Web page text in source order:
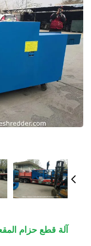
آلة قطع حزام